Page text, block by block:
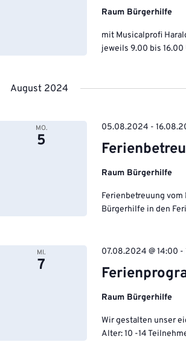
Raum Bürgerhilfe
mit Musicalprofi
jeweils 9.00 bis 16.00
August 2024
MO.
5
05.08.2024 -
Raum Bürgerhilfe
Ferienbetreuung
Bürgerhilfe in den
MI.
7
07.08.2024 @ 14:00 -
Raum Bürgerhilfe
Wir gestalten unser
Alter: 10 -14